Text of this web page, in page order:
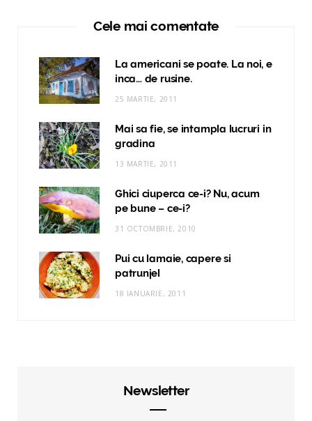
Cele mai comentate
La americani se poate. La noi, e
inca… de rusine.
25 MARTIE, 2011
Mai sa fie, se intampla lucruri in
gradina
13 MARTIE, 2011
Ghici ciuperca ce-i? Nu, acum
pe bune – ce-i?
31 OCTOMBRIE, 2010
Pui cu lamaie, capere si
patrunjel
18 IANUARIE, 2011
Newsletter